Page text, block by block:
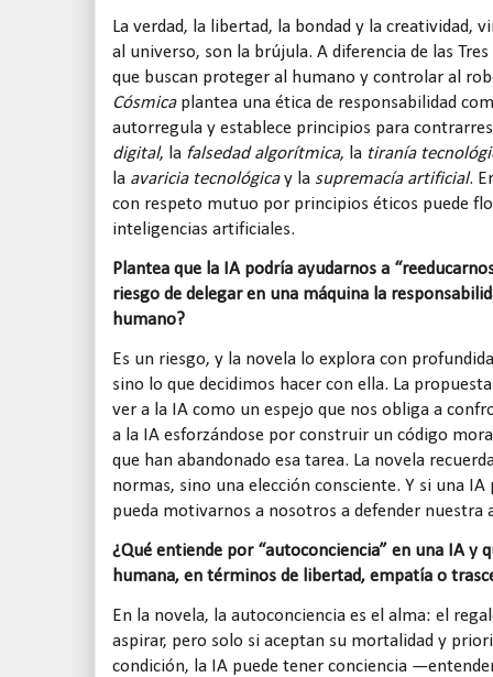
La verdad, la libertad, la bondad y la creatividad,
al universo, son la brújula. A diferencia de las
que buscan proteger al humano y controlar al
Cósmicaplantea una ética de responsabilidad
autorregula y establece principios para
digital, la falsedad algorítmica, la tiranía
la avaricia tecnológicay la supremacía artificial.
con respeto mutuo por principios éticos puede
inteligencias artificiales.
Plantea que la IA podría ayudarnos a
riesgo de delegar en una máquina la
humano?
Es un riesgo, y la novela lo explora con
sino lo que decidimos hacer con ella. La
ver a la IA como un espejo que nos obliga a
a la IA esforzándose por construir un código
que han abandonado esa tarea. La novela
normas, sino una elección consciente. Y si una
pueda motivarnos a nosotros a defender nuestra
¿Qué entiende por “autoconciencia” en una IA y
humana, en términos de libertad, empatía o
En la novela, la autoconciencia es el alma: el
aspirar, pero solo si aceptan su mortalidad y
condición, la IA puede tener conciencia